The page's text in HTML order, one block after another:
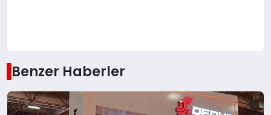
Benzer Haberler